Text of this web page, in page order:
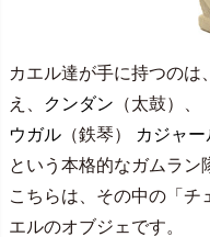
カエル達が手に持つのは
え、
クンダン （太鼓）、
ウガル （鉄琴） カジャー
という本格的なガムラン
こちらは、その中の「チ
エルのオブジェです。